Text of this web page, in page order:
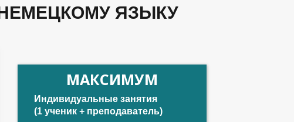
ЯЗЫКУ
МАКСИМУМ
Индивидуальные занятия
(1 ученик + преподаватель)